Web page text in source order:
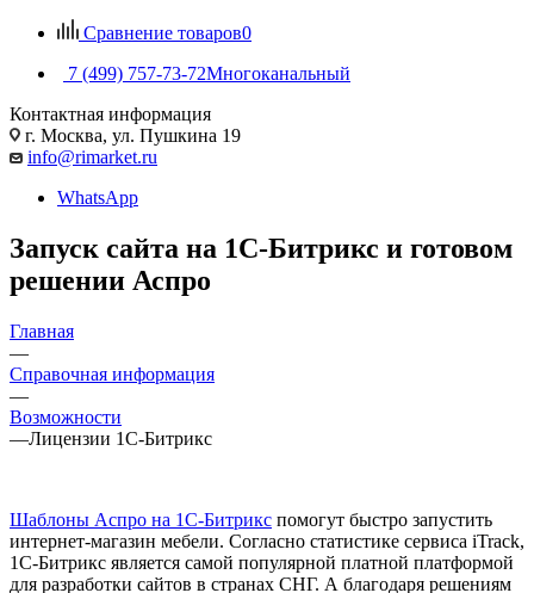
Сравнение товаров0
7 (499) 757-73-72Многоканальный
Контактная информация
г. Москва, ул. Пушкина 19
info@rimarket.ru
WhatsApp
Запуск сайта на 1С-Битрикс и готовом
решении Аспро
Главная
—
Справочная информация
—
Возможности
—Лицензии 1С-Битрикс
Шаблоны Аспро на 1С-Битрикс помогут быстро запустить
интернет-магазин мебели. Согласно статистике сервиса iTrack,
1С-Битрикс является самой популярной платной платформой
для разработки сайтов в странах СНГ. А благодаря решениям